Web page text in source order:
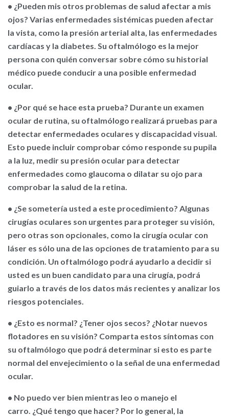
• ¿Pueden mis otros problemas de salud afectar a mis
ojos? Varias enfermedades sistémicas pueden afectar
la vista, como la presión arterial alta, las enfermedades
cardíacas y la diabetes. Su oftalmólogo es la mejor
persona con quién conversar sobre cómo su historial
médico puede conducir a una posible enfermedad
ocular.
• ¿Por qué se hace esta prueba? Durante un examen
ocular de rutina, su oftalmólogo realizará pruebas para
detectar enfermedades oculares y discapacidad visual.
Esto puede incluir comprobar cómo responde su pupila
a la luz, medir su presión ocular para detectar
enfermedades como glaucoma o dilatar su ojo para
comprobar la salud de la retina.
• ¿Se sometería usted a este procedimiento? Algunas
cirugías oculares son urgentes para proteger su visión,
pero otras son opcionales, como la cirugía ocular con
láser es sólo una de las opciones de tratamiento para su
condición. Un oftalmólogo podrá ayudarlo a decidir si
usted es un buen candidato para una cirugía, podrá
guiarlo a través de los datos más recientes y analizar los
riesgos potenciales.
• ¿Esto es normal? ¿Tener ojos secos? ¿Notar nuevos
flotadores en su visión? Comparta estos síntomas con
su oftalmólogo que podrá determinar si esto es parte
normal del envejecimiento o la señal de una enfermedad
ocular.
• No puedo ver bien mientras leo o manejo el
carro. ¿Qué tengo que hacer? Por lo general, la